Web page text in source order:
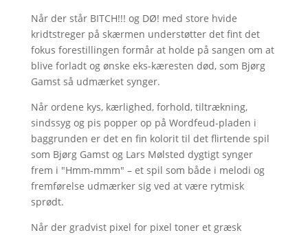
Når der står BITCH!!! og DØ! med store hvide
kridtstreger på skærmen understøtter det fint det
fokus forestillingen formår at holde på sangen om at
blive forladt og ønske eks-kæresten død, som Bjørg
Gamst så udmærket synger.
Når ordene kys, kærlighed, forhold, tiltrækning,
sindssyg og pis popper op på Wordfeud-pladen i
baggrunden er det en fin kolorit til det flirtende spil
som Bjørg Gamst og Lars Mølsted dygtigt synger
frem i "Hmm-mmm" – et spil som både i melodi og
fremførelse udmærker sig ved at være rytmisk
sprødt.
Når der gradvist pixel for pixel toner et græsk